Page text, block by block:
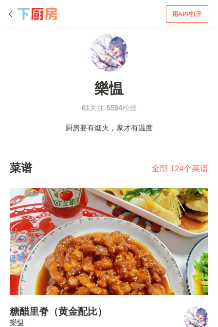
用APP打开
樂愠
61关注·5594粉丝
厨房要有烟火，家才有温度
菜谱 全部 124个菜谱
糖醋里脊（黄金配比）
樂愠